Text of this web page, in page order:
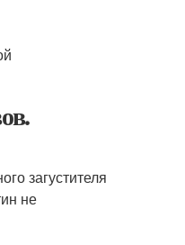
загустителя
не